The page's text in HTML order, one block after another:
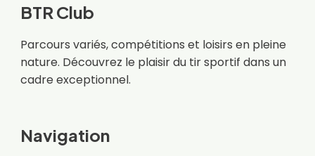
BTR Club
Parcours variés, compétitions et loisirs en pleine
nature. Découvrez le plaisir du tir sportif dans un
cadre exceptionnel.
Navigation